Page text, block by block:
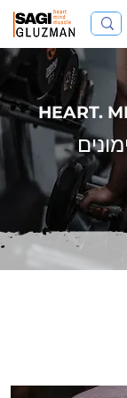
HEART.